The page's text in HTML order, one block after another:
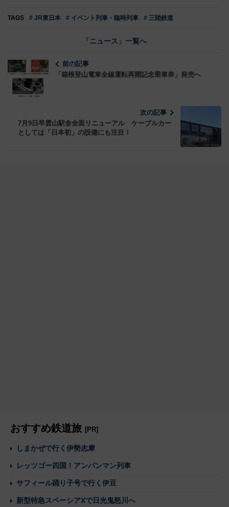
TAGS # JR東日本 # イベント列車・臨時列車 # 三陸鉄道
「ニュース」一覧へ
前の記事
「箱根登山電車全線運転再開記念乗車券」発売へ
次の記事
7月9日早雲山駅舎全面リニューアル ケーブルカー
としては「日本初」の設備にも注目！
おすすめ鉄道旅 [PR]
しまかぜで行く伊勢志摩
レッツゴー四国！アンパンマン列車
サフィール踊り子号で行く伊豆
新型特急スペーシアXで日光鬼怒川へ